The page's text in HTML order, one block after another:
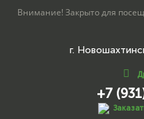
Внимание! Закрыто для
г.
+7